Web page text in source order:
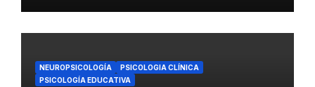
NEUROPSICOLOGÍA
PSICOLOGIA CLÍNICA
PSICOLOGÍA EDUCATIVA